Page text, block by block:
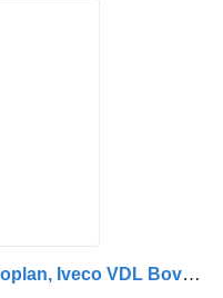
Mercedes-Benz Setra MAN, Neoplan, Iveco VDL Bova auf otobüs için ZF 8098955167 direksiyon rafı